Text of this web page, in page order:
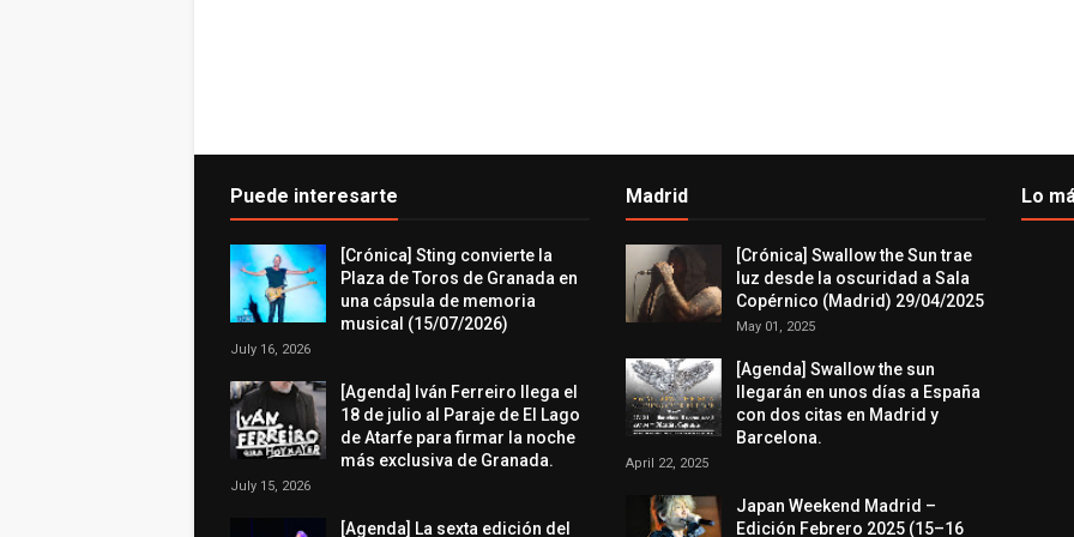
Puede interesarte
[Crónica] Sting convierte la
Plaza de Toros de Granada en
una cápsula de memoria
musical (15/07/2026)
July 16, 2026
[Agenda] Iván Ferreiro llega el
18 de julio al Paraje de El Lago
de Atarfe para firmar la noche
más exclusiva de Granada.
July 15, 2026
[Agenda] La sexta edición del
Madrid
[Crónica] Swallow the Sun trae
luz desde la oscuridad a Sala
Copérnico (Madrid) 29/04/2025
May 01, 2025
[Agenda] Swallow the sun
llegarán en unos días a España
con dos citas en Madrid y
Barcelona.
April 22, 2025
Japan Weekend Madrid –
Edición Febrero 2025 (15–16
Lo